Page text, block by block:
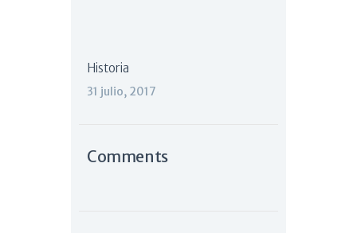
Historia
31 julio, 2017
Comments